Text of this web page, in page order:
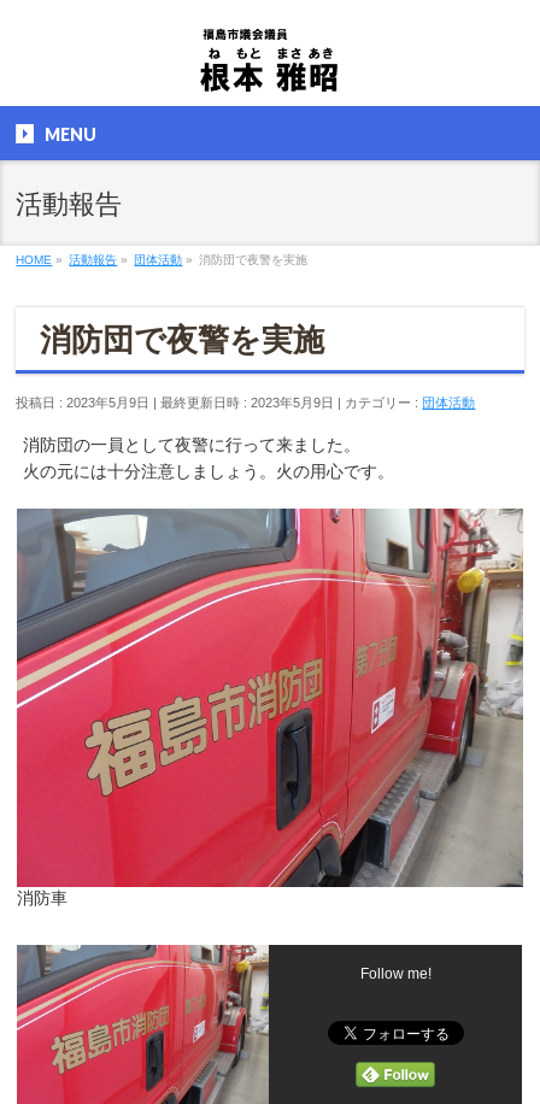
MENU
活動報告
HOME » 活動報告 » 団体活動 » 消防団で夜警を実施
消防団で夜警を実施
投稿日 : 2023年5月9日 最終更新日時 : 2023年5月9日 カテゴリー : 団体活動
消防団の一員として夜警に行って来ました。
火の元には十分注意しましょう。火の用心です。
消防車
Follow me!